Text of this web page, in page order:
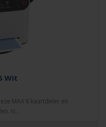
Wit
MAX 6 kaartdeler en
Is ..